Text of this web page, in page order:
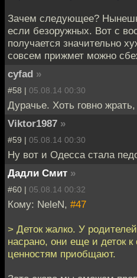
Зачем следующее?
если безоружных. Вот с
получается значительно
совсем прижмет можно
cyfad »
#58 | 05.08.14 00:30
Дурачье. Хоть говно
Viktor1987 »
#59 | 05.08.14 00:30
Ну вот и Одесса стала
Дадли Смит »
#60 | 05.08.14 00:32
Кому: NeleN, #47
> Деток жалко. У
насрано, они еще и деток
ценностям приобщают.